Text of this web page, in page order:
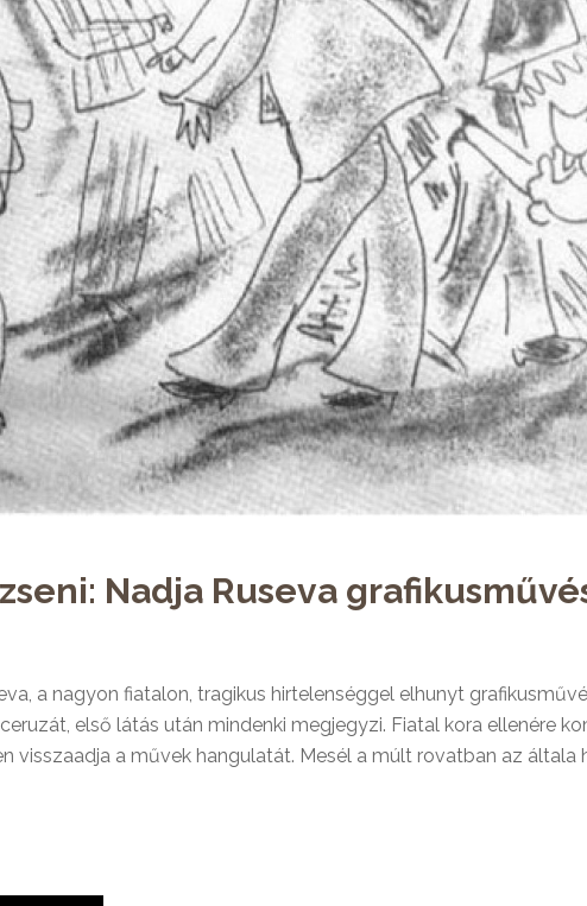
Nadja Ruseva
a nagyon fiatalon, tragikus hirtelenséggel elhunyt
első látás után mindenki megjegyzi. Fiatal kora ellenére
visszaadja a művek hangulatát. Mesél a múlt rovatban az általa